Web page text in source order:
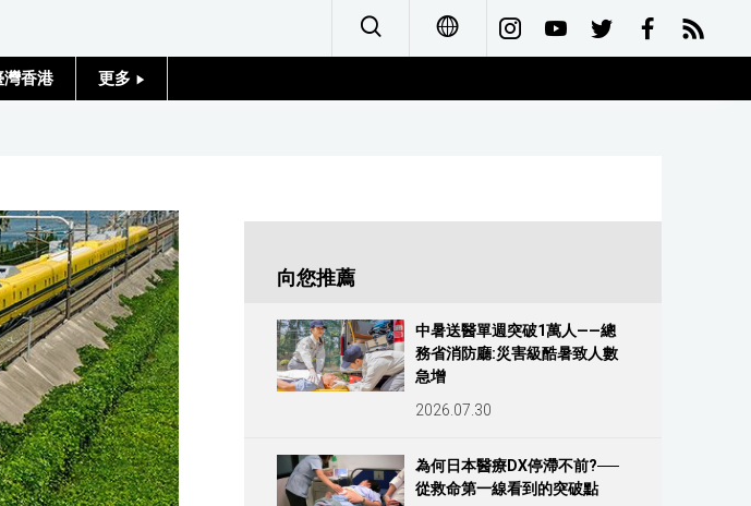
العربية
Русский
灣香港 更多
政治外交
社會
財經
文化
科學技術
向您推薦
中暑送醫單週突破1萬人——總
務省消防廳:災害級酷暑致人數
急增
2026.07.30
為何日本醫療DX停滯不前?──
從救命第一線看到的突破點